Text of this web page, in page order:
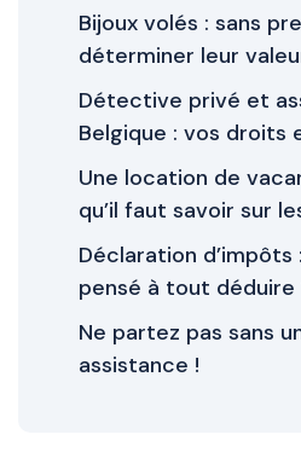
Bijoux volés : sans
déterminer leur
Détective privé et
Belgique : vos droits
Une location de
qu’il faut savoir sur
Déclaration d’impôts
pensé à tout déduire
Ne partez pas sans
assistance !